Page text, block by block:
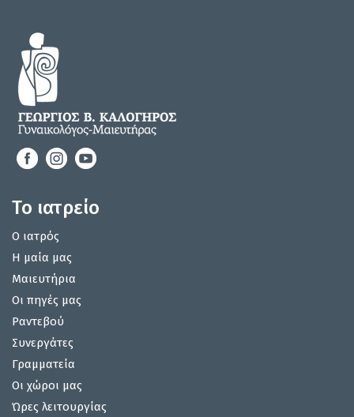
Το ιατρείο
Ο ιατρός
Η μαία μας
Μαιευτήρια
Οι πηγές μας
Ραντεβού
Συνεργάτες
Γραμματεία
Οι χώροι μας
Ώρες λειτουργίας